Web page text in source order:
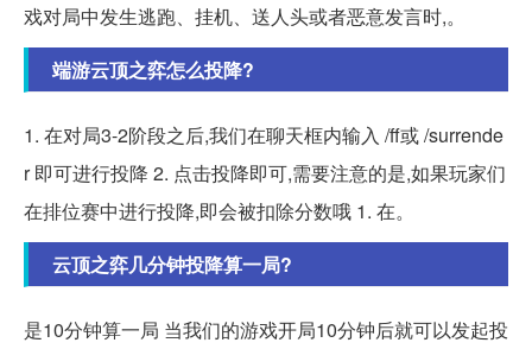
戏对局中发生逃跑、挂机、送人头或者恶意发言时,。
端游云顶之弈怎么投降?
1. 在对局3-2阶段之后,我们在聊天框内输入 /ff或 /surrende
r 即可进行投降 2. 点击投降即可,需要注意的是,如果玩家们
在排位赛中进行投降,即会被扣除分数哦 1. 在。
云顶之弈几分钟投降算一局?
是10分钟算一局 当我们的游戏开局10分钟后就可以发起投